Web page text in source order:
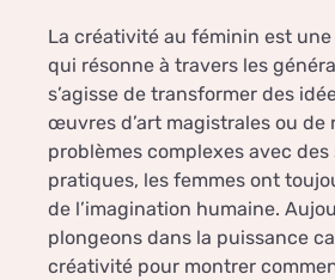
La créativité au féminin est
qui résonne à travers les
s’agisse de transformer des
œuvres d’art magistrales ou de
problèmes complexes avec
pratiques, les femmes ont
de l’imagination humaine.
plongeons dans la puissance
créativité pour montrer